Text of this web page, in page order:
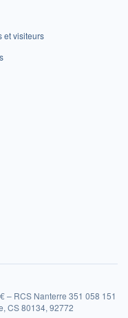
et visiteurs
– RCS Nanterre 351 058 151
CS 80134, 92772